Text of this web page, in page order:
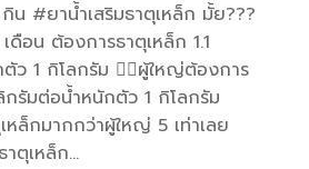
น #ยาน้ำเสริมธาตุเหล็ก มั้ย???
ดือน ต้องการธาตุเหล็ก 1.1
ว 1 กิโลกรัม 🤸‍♂️ผู้ใหญ่ต้องการ
รัมต่อน้ำหนักตัว 1 กิโลกรัม
หล็กมากกว่าผู้ใหญ่ 5 เท่าเลย
ตุเหล็ก...